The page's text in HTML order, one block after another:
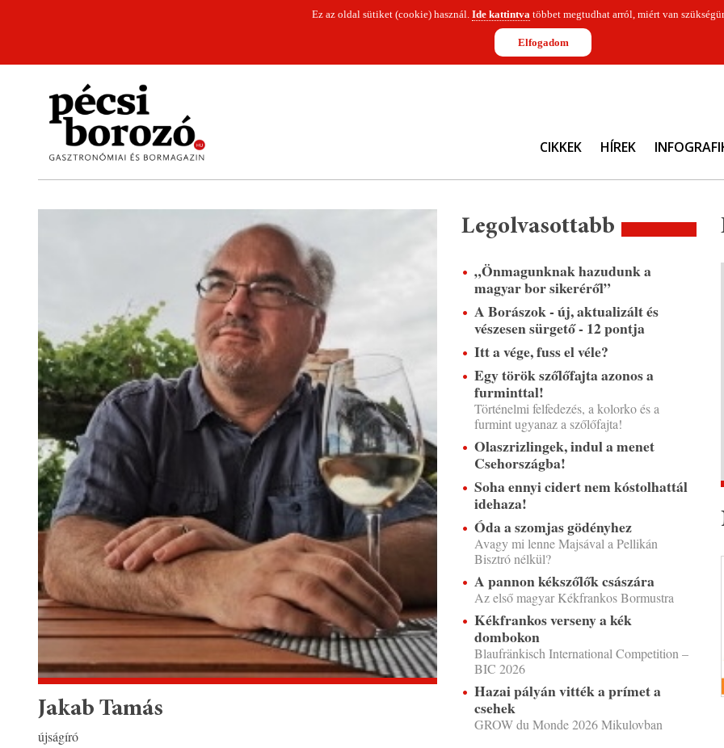
Ez az oldal sütiket (cookie) használ. Ide kattintvatöbbet megtudhat arról, miért van
Elfogadom
CIKKEK HÍREK
Jakab Tamás
újságíró
Legolvasottabb
„Önmagunknak hazudunk a
magyar bor sikeréről”
A Borászok - új, aktualizált és
vészesen sürgető - 12 pontja
Itt a vége, fuss el véle?
Egy török szőlőfajta azonos a
furminttal!
Történelmi felfedezés, a kolorko és a
furmint ugyanaz a szőlőfajta!
Olaszrizlingek, indul a menet
Csehországba!
Soha ennyi cidert nem kóstolhattál
idehaza!
Óda a szomjas gödényhez
Avagy mi lenne Majsával a Pellikán
Bisztró nélkül?
A pannon kékszőlők császára
Az első magyar Kékfrankos Bormustra
Kékfrankos verseny a kék
dombokon
Blaufränkisch International Competition –
BIC 2026
Hazai pályán vitték a prímet a
csehek
GROW du Monde 2026 Mikulovban